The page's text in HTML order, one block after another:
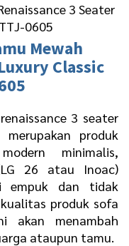
3 Seater
0605
Mewah
Classic
renaissance 3 seater
produk
minimalis,
26 atau Inoac)
empuk dan tidak
produk sofa
akan menambah
ataupun tamu.